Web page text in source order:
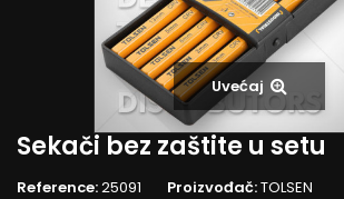
Uvećaj
Sekači bez zaštite u setu
Reference:25091 Proizvođač:TOLSEN